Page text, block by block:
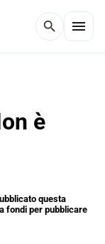
search menu
è
questa
fondi per pubblicare